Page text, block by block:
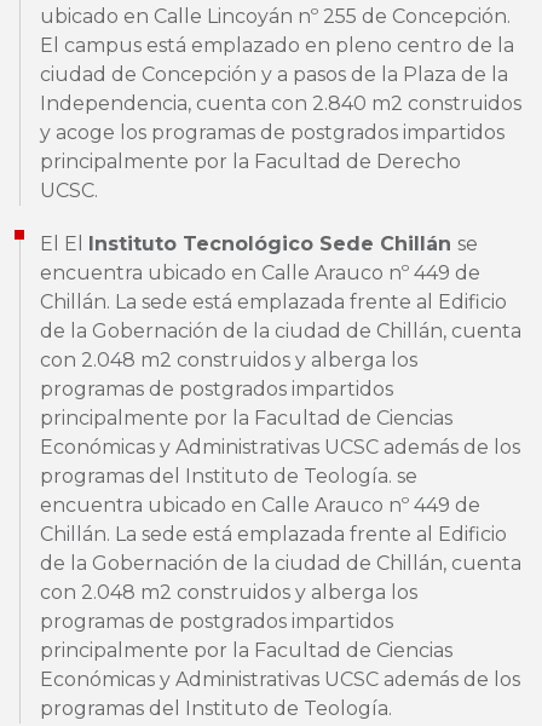
ubicado en Calle Lincoyán nº 255 de Concepción.
El campus está emplazado en pleno centro de la
ciudad de Concepción y a pasos de la Plaza de la
Independencia, cuenta con 2.840 m2 construidos
y acoge los programas de postgrados impartidos
principalmente por la Facultad de Derecho
UCSC.
El El Instituto Tecnológico Sede Chillán se
encuentra ubicado en Calle Arauco nº 449 de
Chillán. La sede está emplazada frente al Edificio
de la Gobernación de la ciudad de Chillán, cuenta
con 2.048 m2 construidos y alberga los
programas de postgrados impartidos
principalmente por la Facultad de Ciencias
Económicas y Administrativas UCSC además de los
programas del Instituto de Teología. se
encuentra ubicado en Calle Arauco nº 449 de
Chillán. La sede está emplazada frente al Edificio
de la Gobernación de la ciudad de Chillán, cuenta
con 2.048 m2 construidos y alberga los
programas de postgrados impartidos
principalmente por la Facultad de Ciencias
Económicas y Administrativas UCSC además de los
programas del Instituto de Teología.